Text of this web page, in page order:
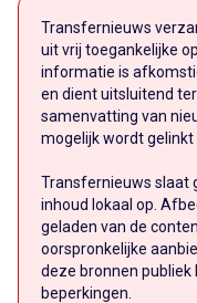
Transfernieuws
uit vrij toegankelijke
informatie is
en dient uitsluitend
samenvatting van
mogelijk wordt gelinkt
Transfernieuws slaat
inhoud lokaal op.
geladen van de
oorspronkelijke
deze bronnen
beperkingen.